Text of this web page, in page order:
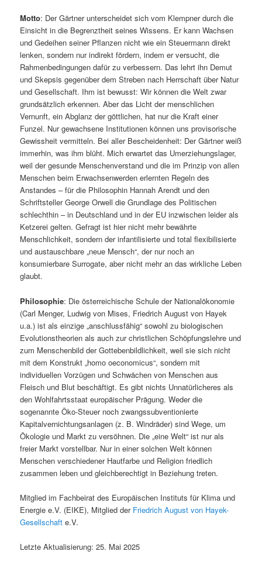
Motto: Der Gärtner unterscheidet sich vom Klempner durch die
Einsicht in die Begrenztheit seines Wissens. Er kann Wachsen
und Gedeihen seiner Pflanzen nicht wie ein Steuermann direkt
lenken, sondern nur indirekt fördern, indem er versucht, die
Rahmenbedingungen dafür zu verbessern. Das lehrt ihn Demut
und Skepsis gegenüber dem Streben nach Herrschaft über Natur
und Gesellschaft. Ihm ist bewusst: Wir können die Welt zwar
grundsätzlich erkennen. Aber das Licht der menschlichen
Vernunft, ein Abglanz der göttlichen, hat nur die Kraft einer
Funzel. Nur gewachsene Institutionen können uns provisorische
Gewissheit vermitteln. Bei aller Bescheidenheit: Der Gärtner weiß
immerhin, was ihm blüht. Mich erwartet das Umerziehungslager,
weil der gesunde Menschenverstand und die im Prinzip von allen
Menschen beim Erwachsenwerden erlernten Regeln des
Anstandes – für die Philosophin Hannah Arendt und den
Schriftsteller George Orwell die Grundlage des Politischen
schlechthin – in Deutschland und in der EU inzwischen leider als
Ketzerei gelten. Gefragt ist hier nicht mehr bewährte
Menschlichkeit, sondern der infantilisierte und total flexibilisierte
und austauschbare „neue Mensch“, der nur noch an
konsumierbare Surrogate, aber nicht mehr an das wirkliche Leben
glaubt.
Philosophie: Die österreichische Schule der Nationalökonomie
(Carl Menger, Ludwig von Mises, Friedrich August von Hayek
u.a.) ist als einzige „anschlussfähig“ sowohl zu biologischen
Evolutionstheorien als auch zur christlichen Schöpfungslehre und
zum Menschenbild der Gottebenbildlichkeit, weil sie sich nicht
mit dem Konstrukt „homo oeconomicus“, sondern mit
individuellen Vorzügen und Schwächen von Menschen aus
Fleisch und Blut beschäftigt. Es gibt nichts Unnatürlicheres als
den Wohlfahrtsstaat europäischer Prägung. Weder die
sogenannte Öko-Steuer noch zwangssubventionierte
Kapitalvernichtungsanlagen (z. B. Windräder) sind Wege, um
Ökologie und Markt zu versöhnen. Die „eine Welt“ ist nur als
freier Markt vorstellbar. Nur in einer solchen Welt können
Menschen verschiedener Hautfarbe und Religion friedlich
zusammen leben und gleichberechtigt in Beziehung treten.
Mitglied im Fachbeirat des Europäischen Instituts für Klima und
Energie e.V. (EIKE), Mitglied der Friedrich August von Hayek-
Gesellschaft e.V.
Letzte Aktualisierung: 25. Mai 2025